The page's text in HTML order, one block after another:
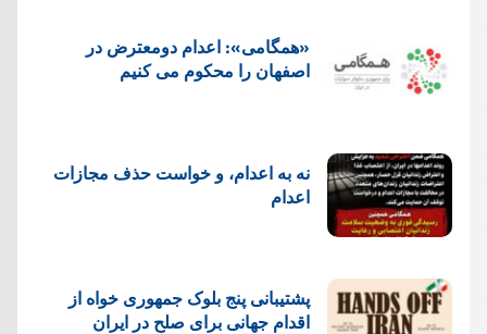
«همگامی»: اعدام دومعترض در
اصفهان را محکوم می کنیم
نه به اعدام، و خواست حذف مجازات
اعدام
پشتيبانی پنج بلوک جمهوری خواه از
اقدام جهانی برای صلح در ایران